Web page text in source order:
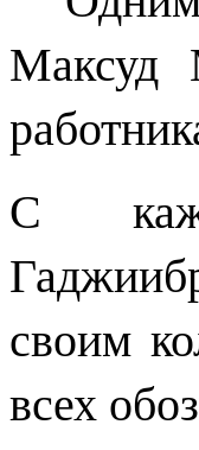
Максуд
С
своим
всех